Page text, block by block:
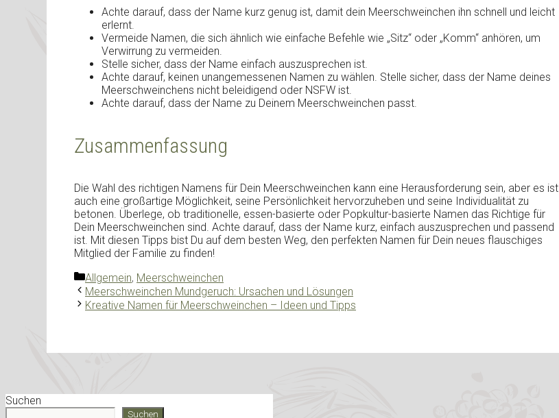
Achte darauf, dass der Name kurz genug ist, damit dein Meerschweinchen ihn schnell und leicht
erlernt.
Vermeide Namen, die sich ähnlich wie einfache Befehle wie „Sitz“ oder „Komm“ anhören, um
Verwirrung zu vermeiden.
Stelle sicher, dass der Name einfach auszusprechen ist.
Achte darauf, keinen unangemessenen Namen zu wählen. Stelle sicher, dass der Name deines
Meerschweinchens nicht beleidigend oder NSFW ist.
Achte darauf, dass der Name zu Deinem Meerschweinchen passt.
Zusammenfassung
Die Wahl des richtigen Namens für Dein Meerschweinchen kann eine Herausforderung sein, aber es ist
auch eine großartige Möglichkeit, seine Persönlichkeit hervorzuheben und seine Individualität zu
betonen. Überlege, ob traditionelle, essen-basierte oder Popkultur-basierte Namen das Richtige für
Dein Meerschweinchen sind. Achte darauf, dass der Name kurz, einfach auszusprechen und passend
ist. Mit diesen Tipps bist Du auf dem besten Weg, den perfekten Namen für Dein neues flauschiges
Mitglied der Familie zu finden!
Kategorien
Allgemein, Meerschweinchen
Meerschweinchen Mundgeruch: Ursachen und Lösungen
Kreative Namen für Meerschweinchen – Ideen und Tipps
Suchen
Suchen